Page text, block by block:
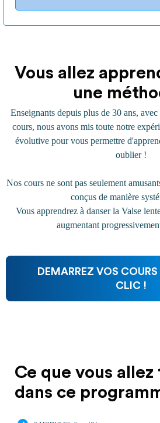
Vous allez
une
Enseignants depuis plus de 30 ans,
cours, nous avons mis toute notre
évolutive pour vous permettre
oublier !
Nos cours ne sont pas seulement
conçus de manière
Vous apprendrez à danser la Valse
augmentant
DEMARREZ VOS
CLIC !
Ce que vous
dans ce